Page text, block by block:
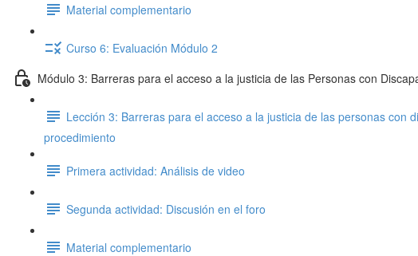
Material complementario
Curso 6: Evaluación Módulo 2
Módulo 3: Barreras para el acceso a la justicia de las Personas con
Lección 3: Barreras para el acceso a la justicia de las personas
procedimiento
Primera actividad: Análisis de video
Segunda actividad: Discusión en el foro
Material complementario